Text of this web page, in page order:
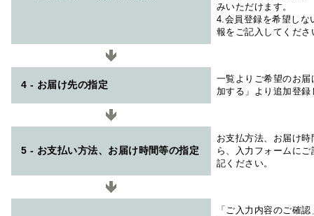
みいただけます。
4.会員登録を希望しな
報をご記入してくださ
4 - お届け先の指定
一覧よりご希望のお
加する」より追加登
5 - お支払い方法、お届け時間等の指定
お支払方法、お届け
ら、入力フォームに
記ください。
「ご入力内容のご確